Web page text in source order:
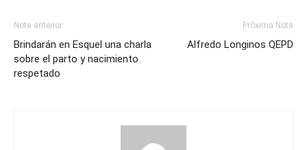
Nota anterior
Brindarán en Esquel una charla
sobre el parto y nacimiento
respetado
Próxima Nota
Alfredo Longinos QEPD